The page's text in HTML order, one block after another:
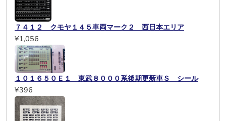
７４１２ クモヤ１４５車両マーク２ 西日本エリア
¥1,056
１０１６５０Ｅ１ 東武８０００系後期更新車Ｓ シール
¥396